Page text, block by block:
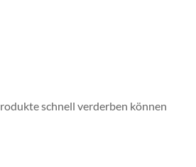
schnell verderben können